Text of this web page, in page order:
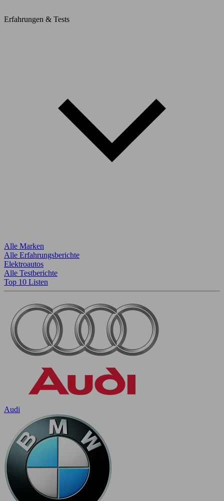
Erfahrungen & Tests
Alle Marken
Alle Erfahrungsberichte
Elektroautos
Alle Testberichte
Top 10 Listen
Audi